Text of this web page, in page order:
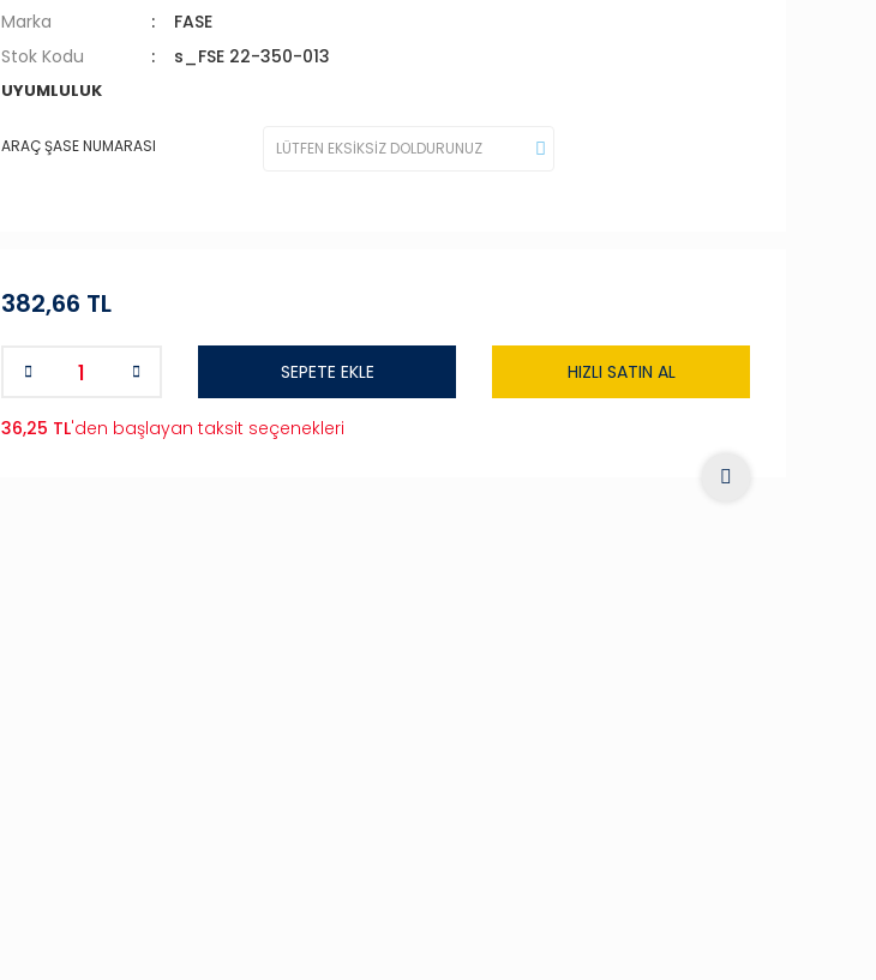
Marka
FASE
Stok Kodu
s_FSE 22-350-013
UYUMLULUK
ARAÇ ŞASE NUMARASI
382,66 TL
SEPETE EKLE HIZLI SATIN AL
36,25 TL'den başlayan taksit seçenekleri